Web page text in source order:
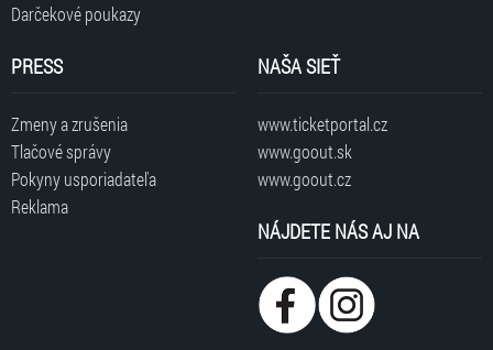
Darčekové poukazy
PRESS
Zmeny a zrušenia
Tlačové správy
Pokyny usporiadateľa
Reklama
NAŠA SIEŤ
www.ticketportal.cz
www.goout.sk
www.goout.cz
NÁJDETE NÁS AJ NA